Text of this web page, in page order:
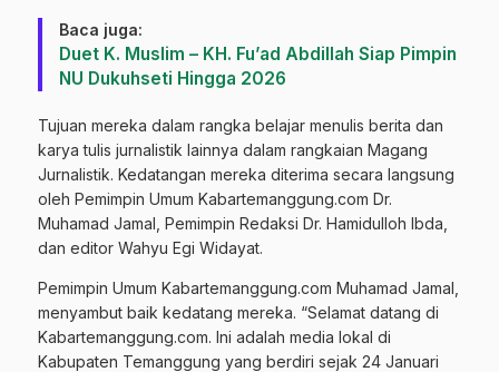
Baca juga:
Duet K. Muslim – KH. Fu’ad Abdillah Siap Pimpin
NU Dukuhseti Hingga 2026
Tujuan mereka dalam rangka belajar menulis berita dan
karya tulis jurnalistik lainnya dalam rangkaian Magang
Jurnalistik. Kedatangan mereka diterima secara langsung
oleh Pemimpin Umum Kabartemanggung.com Dr.
Muhamad Jamal, Pemimpin Redaksi Dr. Hamidulloh Ibda,
dan editor Wahyu Egi Widayat.
Pemimpin Umum Kabartemanggung.com Muhamad Jamal,
menyambut baik kedatang mereka. “Selamat datang di
Kabartemanggung.com. Ini adalah media lokal di
Kabupaten Temanggung yang berdiri sejak 24 Januari